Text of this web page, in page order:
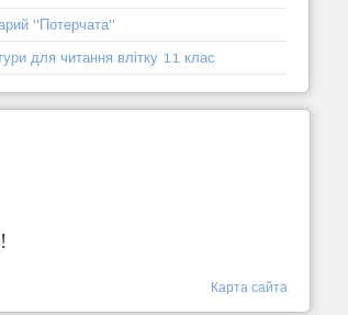
"Потерчата"
для читання влітку 11 клас
Карта сайта